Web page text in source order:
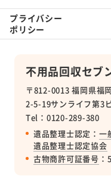
不用品回収セブ
〒812-0013 福岡県福
2-5-19サンライフ第3
Tel：0120-289-380
遺品整理士認定： 一
遺品整理士認定協会
古物商許可証番号
プライバシー
ポリシー